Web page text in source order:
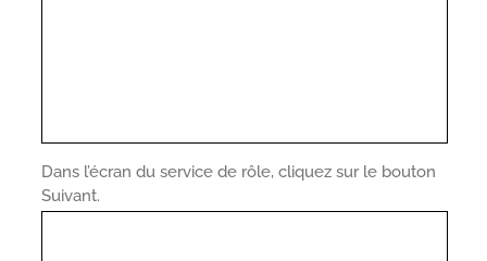
Dans l’écran du service de rôle, cliquez sur le bouton
Suivant.